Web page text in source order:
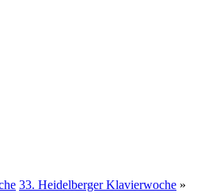
33. Heidelberger Klavierwoche »